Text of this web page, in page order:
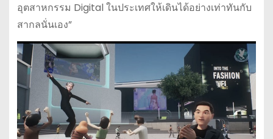
อุตสาหกรรม Digital ในประเทศให้เดินได้อย่างเท่าทันกับ
สากลนั่นเอง”